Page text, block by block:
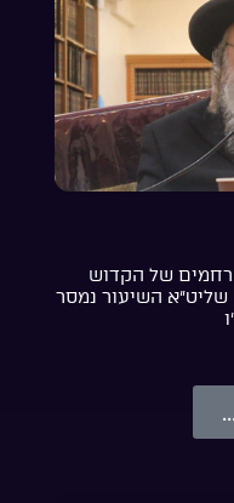
של הקדוש
שליט”א השיעור נמסר